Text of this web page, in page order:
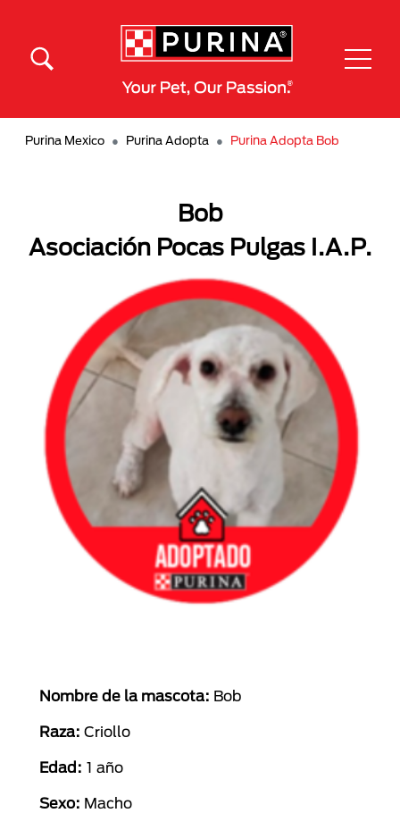
Purina Mexico Purina Adopta Purina Adopta Bob
Bob
Asociación Pocas Pulgas I.A.P.
Nombre de la mascota: Bob
Raza: Criollo
Edad: 1 año
Sexo: Macho